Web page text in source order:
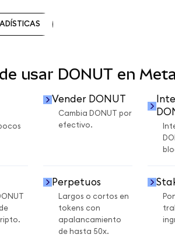
usar DONUT en
Vender DONUT
Cambia DONUT por
efectivo.
Perpetuos
Largos o cortos en
tokens con
apalancamiento
de hasta 50x.